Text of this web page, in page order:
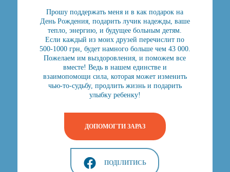
Прошу поддержать меня и в как подарок на
День Рождения, подарить лучик надежды, ваше
тепло, энергию, и будущее больным детям.
Если каждый из моих друзей перечислит по
500-1000 грн, будет намного больше чем 43 000.
Пожелаем им выздоровления, и поможем все
вместе! Ведь в нашем единстве и
взаимопомощи сила, которая может изменить
чью-то-судьбу, продлить жизнь и подарить
улыбку ребенку!
ДОПОМОГТИ ЗАРАЗ
ПОДІЛИТИСЬ